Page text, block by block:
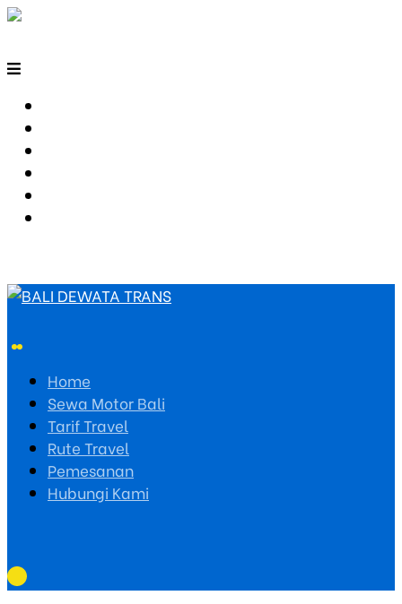
Home
Sewa Motor Bali
Tarif Travel
Rute Travel
Pemesanan
Hubungi Kami